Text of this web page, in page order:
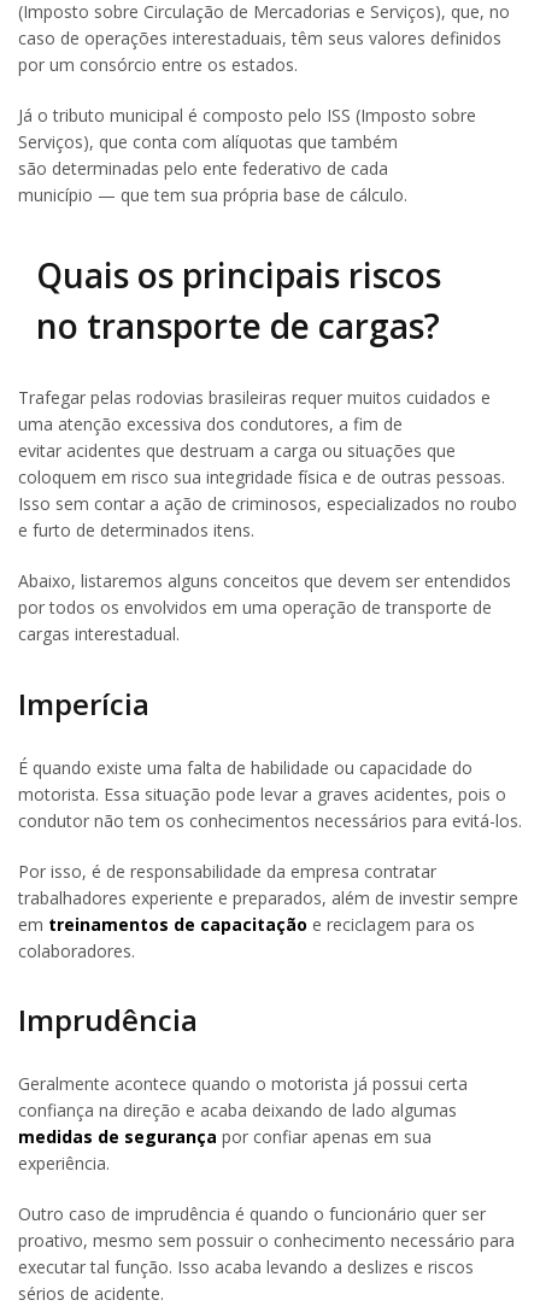
(Imposto sobre Circulação de Mercadorias e Serviços), que, no
caso de operações interestaduais, têm seus valores definidos
por um consórcio entre os estados.
Já o tributo municipal é composto pelo ISS (Imposto sobre
Serviços), que conta com alíquotas que também
são determinadas pelo ente federativo de cada
município — que tem sua própria base de cálculo.
Quais os principais riscos
no transporte de cargas?
Trafegar pelas rodovias brasileiras requer muitos cuidados e
uma atenção excessiva dos condutores, a fim de
evitar acidentes que destruam a carga ou situações que
coloquem em risco sua integridade física e de outras pessoas.
Isso sem contar a ação de criminosos, especializados no roubo
e furto de determinados itens.
Abaixo, listaremos alguns conceitos que devem ser entendidos
por todos os envolvidos em uma operação de transporte de
cargas interestadual.
Imperícia
É quando existe uma falta de habilidade ou capacidade do
motorista. Essa situação pode levar a graves acidentes, pois o
condutor não tem os conhecimentos necessários para evitá-los.
Por isso, é de responsabilidade da empresa contratar
trabalhadores experiente e preparados, além de investir sempre
em treinamentos de capacitação e reciclagem para os
colaboradores.
Imprudência
Geralmente acontece quando o motorista já possui certa
confiança na direção e acaba deixando de lado algumas
medidas de segurança por confiar apenas em sua
experiência.
Outro caso de imprudência é quando o funcionário quer ser
proativo, mesmo sem possuir o conhecimento necessário para
executar tal função. Isso acaba levando a deslizes e riscos
sérios de acidente.